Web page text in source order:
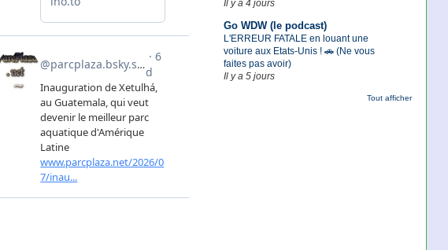
Il y a 4 jours
Go WDW (le podcast)
L'ERREUR FATALE en louant une
voiture aux Etats-Unis ! 🚗 (Ne vous
faites pas avoir)
Il y a 5 jours
Tout afficher